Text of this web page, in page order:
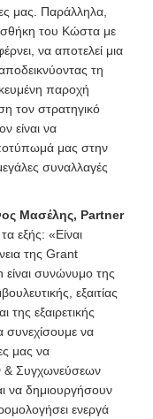
μας. Παράλληλα,
του Κώστα με
να αποτελεί μια
τη
παροχή
τον στρατηγικό
είναι να
μας στην
συναλλαγές
Μασέλης, Partner
εξής: «Είναι
της Grant
συνώνυμο της
εξαιτίας
της εξαιρετικής
συνεχίσουμε να
μας να
& Συγχωνεύσεων
να δημιουργήσουν
ενεργά